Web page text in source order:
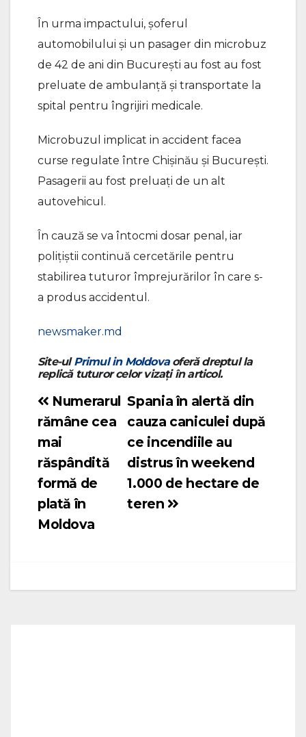
În urma impactului, șoferul
automobilului și un pasager din microbuz
de 42 de ani din București au fost au fost
preluate de ambulanţă şi transportate la
spital pentru îngrijiri medicale.
Microbuzul implicat in accident facea
curse regulate între Chişinău şi Bucureşti.
Pasagerii au fost preluaţi de un alt
autovehicul.
În cauză se va întocmi dosar penal, iar
poliţiştii continuă cercetările pentru
stabilirea tuturor împrejurărilor în care s-
a produs accidentul.
newsmaker.md
Site-ulPrimul in Moldovaoferă dreptul la
replică tuturor celor vizați în articol.
Navigare
în
articole
Spania în alertă din
cauza caniculei după
ce incendiile au
distrus în weekend
1.000 de hectare de
teren
Numerarul
rămâne cea
mai
răspândită
formă de
plată în
Moldova